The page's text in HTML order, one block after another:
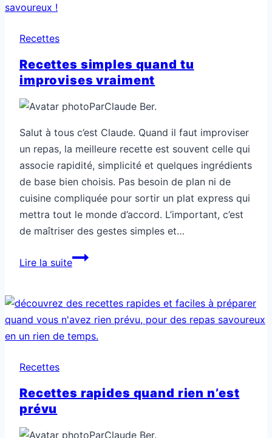
Recettes
Recettes simples quand tu
improvises vraiment
ParClaude Ber.
Salut à tous c’est Claude. Quand il faut improviser
un repas, la meilleure recette est souvent celle qui
associe rapidité, simplicité et quelques ingrédients
de base bien choisis. Pas besoin de plan ni de
cuisine compliquée pour sortir un plat express qui
mettra tout le monde d’accord. L’important, c’est
de maîtriser des gestes simples et…
Lire la suiteRecettes
tu
improvises
vraiment
Recettes
Recettes rapides quand rien n’est
prévu
ParClaude Ber.